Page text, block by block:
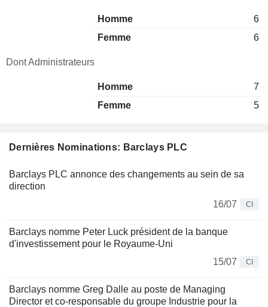
Dernières Nominations: Barclays PLC
Barclays PLC annonce des changements au sein de sa
direction
16/07
CI
Barclays nomme Peter Luck président de la banque
d'investissement pour le Royaume-Uni
15/07
CI
Barclays nomme Greg Dalle au poste de Managing
Director et co-responsable du groupe Industrie pour la
Homme
6
Femme
6
Dont Administrateurs
Homme
7
Femme
5